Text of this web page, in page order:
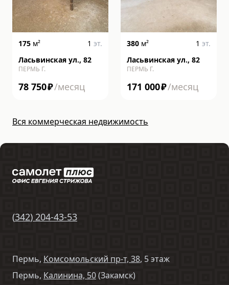
175 м² 1 эт.
Ласьвинская ул., 82
ПЕРМЬ Г.
78 750₽/месяц
380 м² 1 эт.
Ласьвинская ул., 82
ПЕРМЬ Г.
171 000₽/месяц
Вся коммерческая недвижимость
(342) 204-43-53
Пермь, Комсомольский пр-т, 38, 5 этаж
Пермь, Калинина, 50(Закамск)